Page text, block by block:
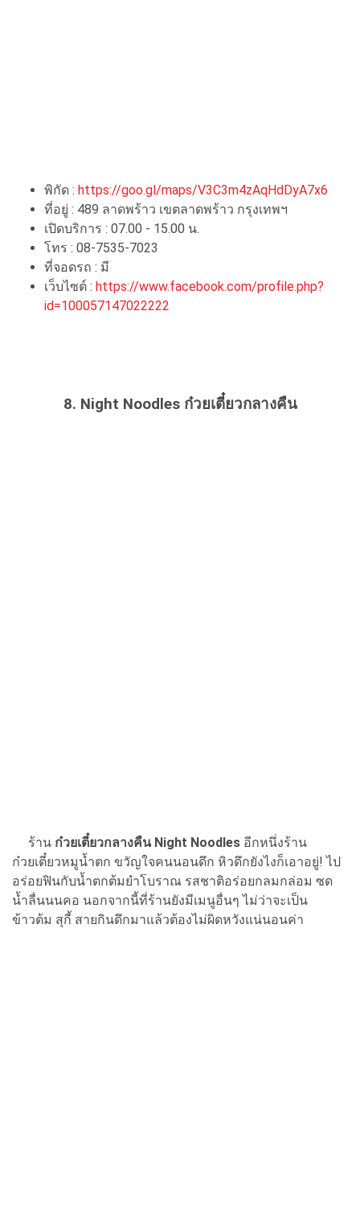
พิกัด : https://goo.gl/maps/V3C3m4zAqHdDyA7x6
ที่อยู่ : 489 ลาดพร้าว เขตลาดพร้าว กรุงเทพฯ
เปิดบริการ : 07.00 - 15.00 น.
โทร : 08-7535-7023
ที่จอดรถ : มี
เว็บไซต์ : https://www.facebook.com/profile.php?
id=100057147022222
8. Night Noodles ก๋วยเตี๋ยวกลางคืน
ร้าน ก๋วยเตี๋ยวกลางคืน Night Noodles อีกหนึ่งร้าน
ก๋วยเตี๋ยวหมูน้ำตก ขวัญใจคนนอนดึก หิวดึกยังไงก็เอาอยู่! ไป
อร่อยฟินกับน้ำตกต้มยำโบราณ รสชาติอร่อยกลมกล่อม ซด
น้ำลื่นนนคอ นอกจากนี้ที่ร้านยังมีเมนูอื่นๆ ไม่ว่าจะเป็น
ข้าวต้ม สุกี้ สายกินดึกมาแล้วต้องไม่ผิดหวังแน่นอนค่า